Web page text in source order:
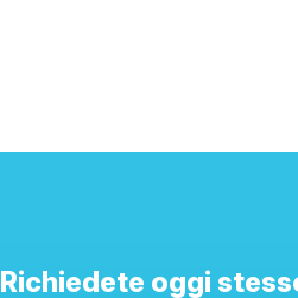
Richiedete oggi